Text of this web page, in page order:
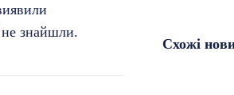
не знайшли.
Схожі